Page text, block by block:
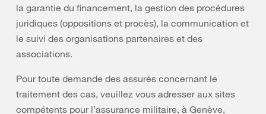
la garantie du financement, la gestion des procédures
juridiques (oppositions et procès), la communication et
le suivi des organisations partenaires et des
associations.
Pour toute demande des assurés concernant le
traitement des cas, veuillez vous adresser aux sites
compétents pour l’assurance militaire, à Genève,